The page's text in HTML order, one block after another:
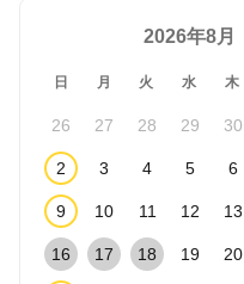
2026年8月
日 月 火 水 木
26 27 28 29 30
2 3 4 5 6
9 10 11 12 13
16 17 18 19 20